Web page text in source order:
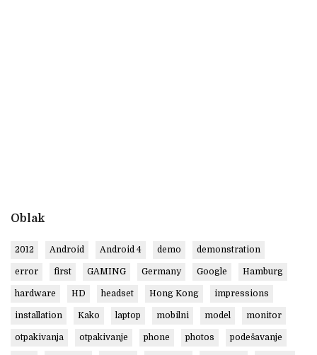
Oblak
2012 Android Android 4 demo demonstration
error first GAMING Germany Google Hamburg
hardware HD headset Hong Kong impressions
installation Kako laptop mobilni model monitor
otpakivanja otpakivanje phone photos podešavanje